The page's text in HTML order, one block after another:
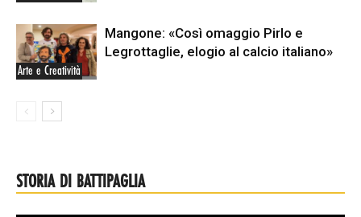
Arte e Creatività
Mangone: «Così omaggio Pirlo e
Legrottaglie, elogio al calcio italiano»
STORIA DI BATTIPAGLIA